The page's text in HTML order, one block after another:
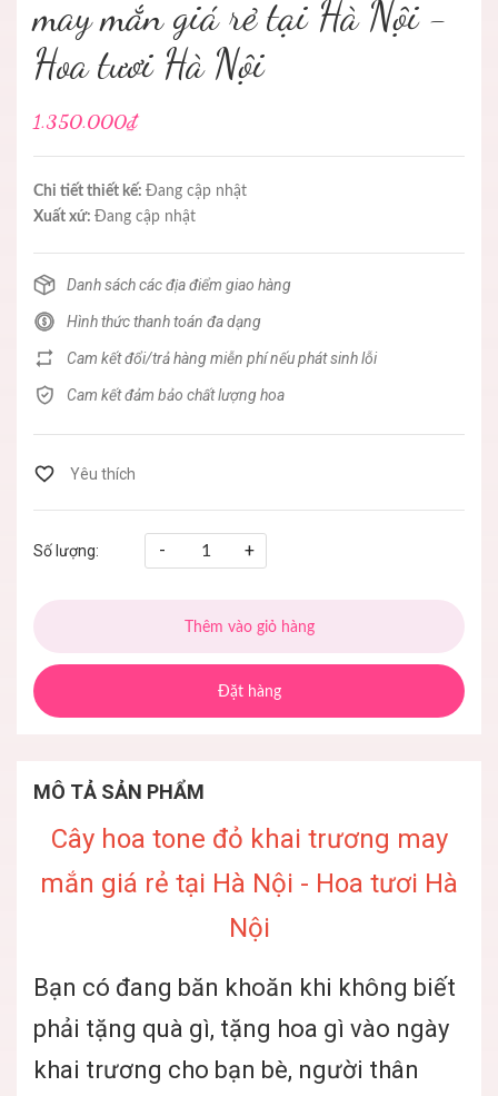
may mắn giá rẻ tại Hà Nội -
Hoa tươi Hà Nội
1.350.000₫
Chi tiết thiết kế: Đang cập nhật
Xuất xứ: Đang cập nhật
Danh sách các địa điểm giao hàng
Hình thức thanh toán đa dạng
Cam kết đổi/trả hàng miễn phí nếu phát sinh lỗi
Cam kết đảm bảo chất lượng hoa
Số lượng: - +
Thêm vào giỏ hàng
Đặt hàng
MÔ TẢ SẢN PHẨM
Cây hoa tone đỏ khai trương may
mắn giá rẻ tại Hà Nội - Hoa tươi Hà
Nội
Bạn có đang băn khoăn khi không biết
phải tặng quà gì, tặng hoa gì vào ngày
khai trương cho bạn bè, người thân